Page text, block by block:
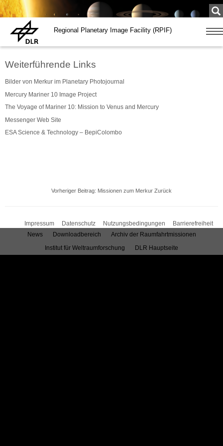
Regional Planetary Image Facility (RPIF)
Zeige
Weiterführende Links
Bilder von Merkur im Planetary Photojournal
Mercury Mariner 10 Image Project
The Voyage of Mariner 10: Mission to Venus and Mercury
Messenger Web Site
ESA Science & Technology – BepiColombo
Vorheriger Beitrag: Missionen zum Merkur Zurück
Impressum Datenschutz Nutzungsbedingungen
Barrierefreiheit
News
Downloadbereich
Archiv der Raumfahrtmissionen
Institut für Weltraumforschung
DLR Hauptseite